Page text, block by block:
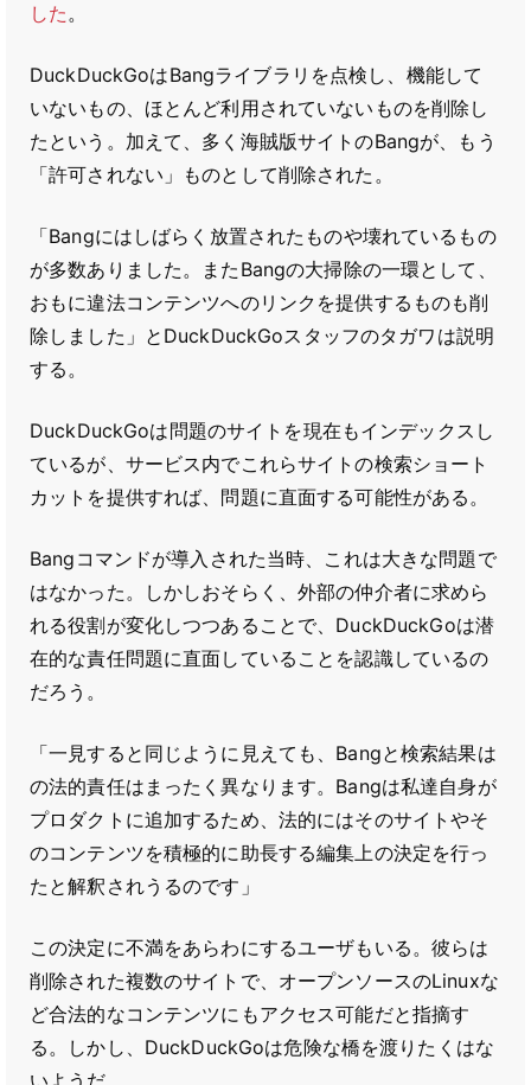
した。
DuckDuckGoはBangライブラリを点検し、機能して
いないもの、ほとんど利用されていないものを削除し
たという。加えて、多く海賊版サイトのBangが、もう
「許可されない」ものとして削除された。
「Bangにはしばらく放置されたものや壊れているもの
が多数ありました。またBangの大掃除の一環として、
おもに違法コンテンツへのリンクを提供するものも削
除しました」とDuckDuckGoスタッフのタガワは説明
する。
DuckDuckGoは問題のサイトを現在もインデックスし
ているが、サービス内でこれらサイトの検索ショート
カットを提供すれば、問題に直面する可能性がある。
Bangコマンドが導入された当時、これは大きな問題で
はなかった。しかしおそらく、外部の仲介者に求めら
れる役割が変化しつつあることで、DuckDuckGoは潜
在的な責任問題に直面していることを認識しているの
だろう。
「一見すると同じように見えても、Bangと検索結果は
の法的責任はまったく異なります。Bangは私達自身が
プロダクトに追加するため、法的にはそのサイトやそ
のコンテンツを積極的に助長する編集上の決定を行っ
たと解釈されうるのです」
この決定に不満をあらわにするユーザもいる。彼らは
削除された複数のサイトで、オープンソースのLinuxな
ど合法的なコンテンツにもアクセス可能だと指摘す
る。しかし、DuckDuckGoは危険な橋を渡りたくはな
いようだ。